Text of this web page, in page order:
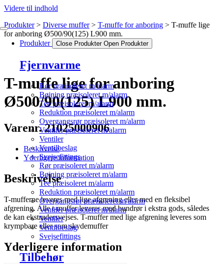
Videre til indhold
Produkter Close Produkter Open Produkter
Fjernvarme
Rør præisoleret m/alarm
Bøjning præisoleret m/alarm
Tee præisoleret m/alarm
Reduktion præisoleret m/alarm
Overgangsrør præisoleret m/alarm
Ventiler præisoleret m/alarm
Ventiler
Ventilbeslag
Svejsefittings
Rør præisoleret m/alarm
Bøjning præisoleret m/alarm
Tee præisoleret m/alarm
Reduktion præisoleret m/alarm
Overgangsrør præisoleret m/alarm
Ventiler præisoleret m/alarm
Ventiler
Ventilbeslag
Svejsefittings
Tilbehør
Produkter Diverse muffer T-muffe for anboring
T-muffe lige
for anboring Ø500/90(125) L900 mm.
T-muffe lige for anboring
Ø500/90(125) L900 mm.
Varenr. 21025000906
Beskrivelse
Yderligere information
Beskrivelse
T-mufferne leveres med lige afgrening eller med en fleksibel
afgrening. Alle t-muffer leveres med bundrør i ekstra gods, således
de kan ekstrudersvejses. T-muffer med lige afgrening leveres som
krympbare eller som skydemuffer
Yderligere information